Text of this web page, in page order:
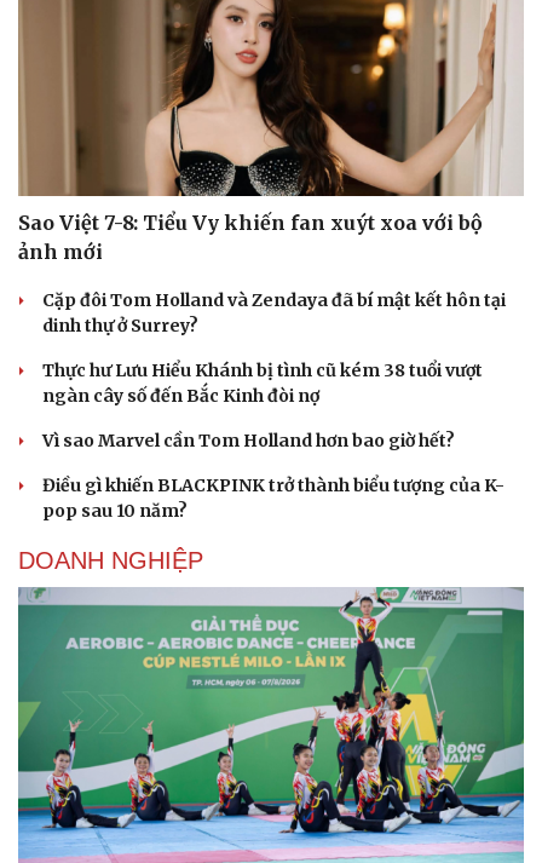
Sao Việt 7-8: Tiểu Vy khiến fan xuýt xoa với bộ
ảnh mới
Cặp đôi Tom Holland và Zendaya đã bí mật kết hôn tại
dinh thự ở Surrey?
Thực hư Lưu Hiểu Khánh bị tình cũ kém 38 tuổi vượt
ngàn cây số đến Bắc Kinh đòi nợ
Vì sao Marvel cần Tom Holland hơn bao giờ hết?
Điều gì khiến BLACKPINK trở thành biểu tượng của K-
pop sau 10 năm?
DOANH NGHIỆP